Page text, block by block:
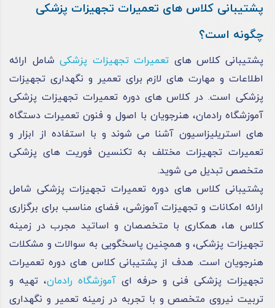
پشتیبانی کلاس های تعمیرات تجهیزات پزشکی
چگونه است؟
پشتیبانی کلاس‌ های تعمیرات تجهیزات پزشکیشامل ارائه
اطلاعات و مهارت ‌های لازم برای تعمیر و نگهداری تجهیزات
پزشکی است. در کلاس‌ های دوره تعمیرات تجهیزات پزشکی
آموزشگاه رادمان، هنرجویان با اصول و فنون تعمیرات دستگاه
های استریلیزاسیون آشنا می ‌شوند و با استفاده از ابزار و
تعمیرات تجهیزات مختلف به تکنسین فوریت‌ های پزشکی
متخصص تبدیل می شوید.
پشتیبانی کلاس ‌های دوره تعمیرات تجهیزات پزشکی شامل
ارائه امکانات و تجهیزات آموزشی، فضای مناسب برای برگزاری
کلاس ‌ها، همکاری با متخصصان و اساتید مجرب در زمینه
تجهیزات پزشکی، و همچنین پاسخگویی به سوالات و مشکلات
هنرجویان است. هدف از پشتیبانی کلاس‌ های دوره تعمیرات
تجهیزات پزشکی فنی و حرفه ایآموزشگاه رادمان، تهیه و
تربیت نیروی متخصص و با تجربه در زمینه تعمیر و نگهداری